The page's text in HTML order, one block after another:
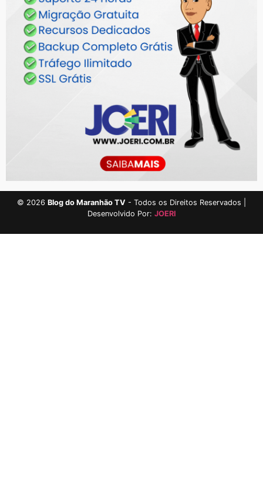
© 2026 Blog do Maranhão TV - Todos os Direitos Reservados |
Desenvolvido Por: JOERI